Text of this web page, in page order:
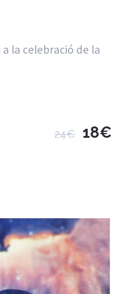
la celebració de la
24€ 18€